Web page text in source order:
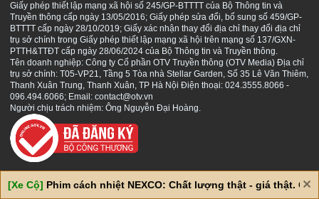
Giấy phép thiết lập mạng xã hội số 245/GP-BTTTT của Bộ Thông tin và
Truyền thông cấp ngày 13/05/2016; Giấy phép sửa đổi, bổ sung số 459/GP-
BTTTT cấp ngày 28/10/2019; Giấy xác nhận thay đổi địa chỉ thay đổi địa chỉ
trụ sở chính trong Giấy phép thiết lập mạng xã hội trên mạng số 137/GXN-
PTTH&TTĐT cấp ngày 28/06/2024 của Bộ Thông tin và Truyền thông.
Tên doanh nghiệp: Công ty Cổ phần OTV Truyền thông (OTV Media) Địa chỉ
trụ sở chính: T05-VP21, Tầng 5 Tòa nhà Stellar Garden, Số 35 Lê Văn Thiêm,
Thanh Xuân Trung, Thanh Xuân, TP Hà Nội Điện thoại: 024.3555.8066 -
096.494.6066; Email: contact@otv.vn
Người chịu trách nhiệm: Ông Nguyễn Đại Hoàng.
[Xe Cộ] Phim cách nhiệt NEXCO: Chất lượng thật - giá thật. Giá